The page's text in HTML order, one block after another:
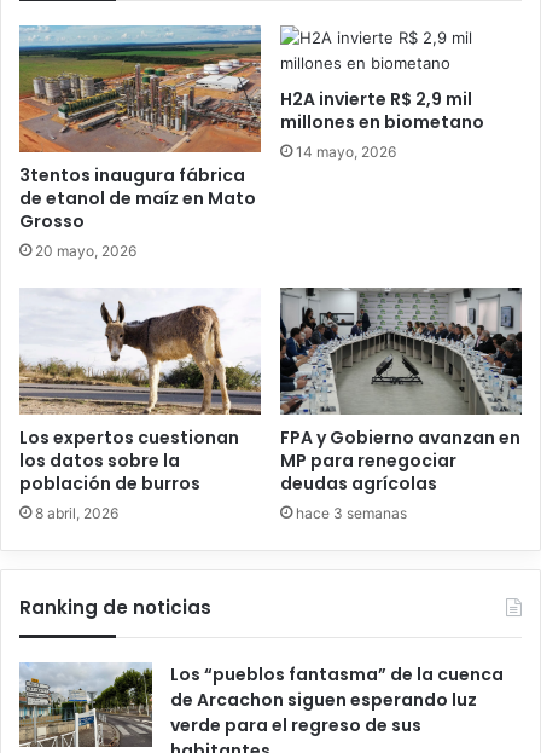
3tentos inaugura fábrica
de etanol de maíz en Mato
Grosso
20 mayo, 2026
H2A invierte R$ 2,9 mil
millones en biometano
14 mayo, 2026
Los expertos cuestionan
los datos sobre la
población de burros
8 abril, 2026
FPA y Gobierno avanzan en
MP para renegociar
deudas agrícolas
hace 3 semanas
Ranking de noticias
Los “pueblos fantasma” de la cuenca
de Arcachon siguen esperando luz
verde para el regreso de sus